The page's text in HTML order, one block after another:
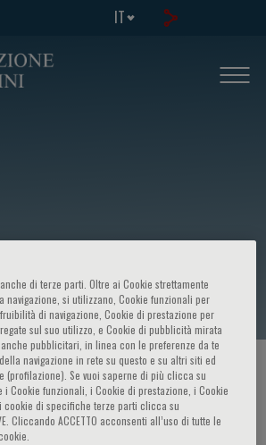
IT
Ruiz
ED EVENTI / RELATORE
di terze parti. Oltre ai Cookie strettamente
navigazione, si utilizzano, Cookie funzionali per
di navigazione, Cookie di prestazione per
sul suo utilizzo, e Cookie di pubblicità mirata
pubblicitari, in linea con le preferenze da te
navigazione in rete su questo e su altri siti ed
(profilazione). Se vuoi saperne di più clicca su
i Cookie funzionali, i Cookie di prestazione, i Cookie
di specifiche terze parti clicca su
Cliccando ACCETTO acconsenti all’uso di tutte le